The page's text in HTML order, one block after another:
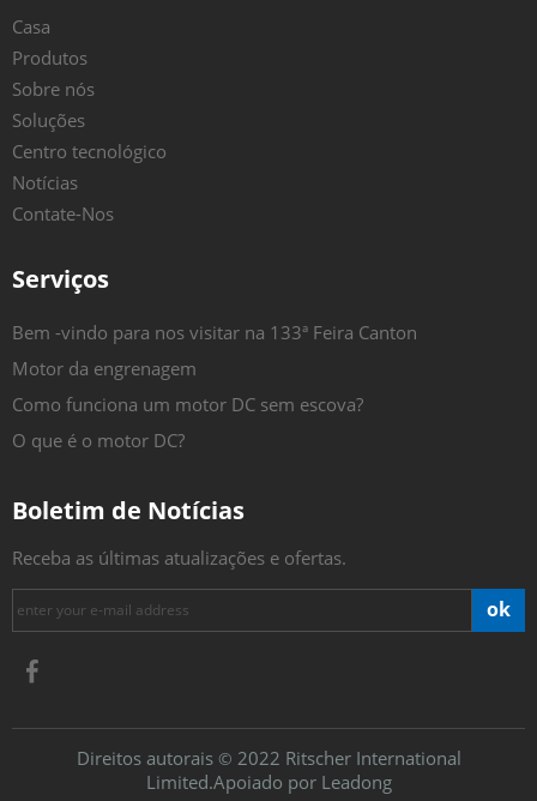
Casa
Produtos
Sobre nós
Soluções
Centro tecnológico
Notícias
Contate-Nos
Serviços
Bem -vindo para nos visitar na 133ª Feira Canton
Motor da engrenagem
Como funciona um motor DC sem escova?
O que é o motor DC?
Boletim de Notícias
Receba as últimas atualizações e ofertas.
ok
Direitos autorais © 2022 Ritscher International
Limited.Apoiado por Leadong